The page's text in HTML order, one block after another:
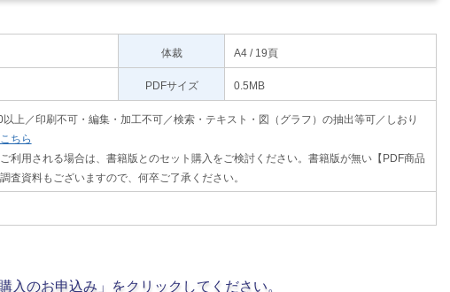
体裁 A4 / 19頁
PDFサイズ 0.5MB
上／印刷不可・編集・加工不可／検索・テキスト・図（グラフ）の抽出等可／しおり
こちら
利用される場合は、書籍版とのセット購入をご検討ください。書籍版が無い【PDF商品
査資料もございますので、何卒ご了承ください。
入のお申込み」をクリックしてください。